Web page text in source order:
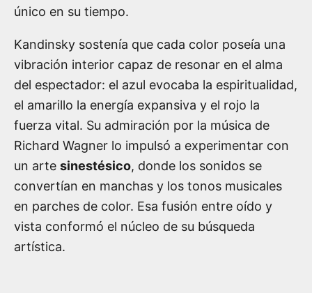
único en su tiempo.
Kandinsky sostenía que cada color poseía una
vibración interior capaz de resonar en el alma
del espectador: el azul evocaba la espiritualidad,
el amarillo la energía expansiva y el rojo la
fuerza vital. Su admiración por la música de
Richard Wagner lo impulsó a experimentar con
un arte sinestésico, donde los sonidos se
convertían en manchas y los tonos musicales
en parches de color. Esa fusión entre oído y
vista conformó el núcleo de su búsqueda
artística.